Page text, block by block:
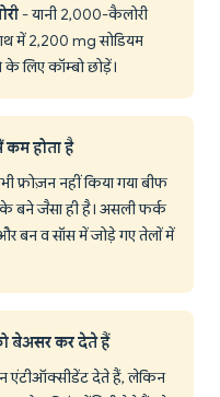
- यानी 2,000-कैलोरी
में 2,200 mg सोडियम
लिए कॉम्बो छोड़ें।
कम होता है
फ्रोज़न नहीं किया गया बीफ
के बने जैसा ही है। असली फर्क
बन व सॉस में जोड़े गए तेलों में
बेअसर कर देते हैं
एंटीऑक्सीडेंट देते हैं, लेकिन